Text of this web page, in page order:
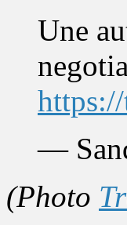
Une
—
(Photo